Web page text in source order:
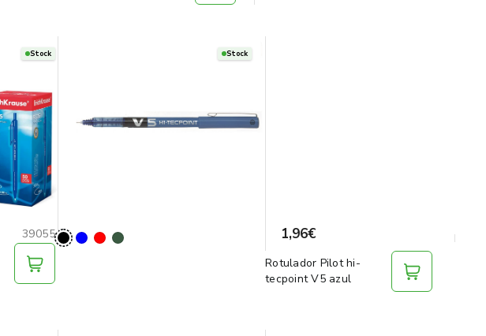
Stock
39055
Stock
1,96€
Rotulador Pilot hi-
tecpoint V5 azul